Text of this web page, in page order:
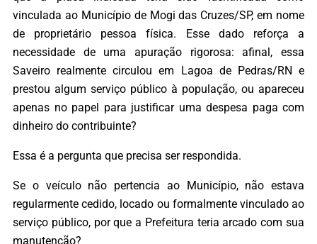
vinculada ao Município de Mogi das Cruzes/SP, em nome
de proprietário pessoa física. Esse dado reforça a
necessidade de uma apuração rigorosa: afinal, essa
Saveiro realmente circulou em Lagoa de Pedras/RN e
prestou algum serviço público à população, ou apareceu
apenas no papel para justificar uma despesa paga com
dinheiro do contribuinte?
Essa é a pergunta que precisa ser respondida.
Se o veículo não pertencia ao Município, não estava
regularmente cedido, locado ou formalmente vinculado ao
serviço público, por que a Prefeitura teria arcado com sua
manutenção?